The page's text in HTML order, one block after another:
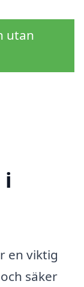
utan
en viktig
säker